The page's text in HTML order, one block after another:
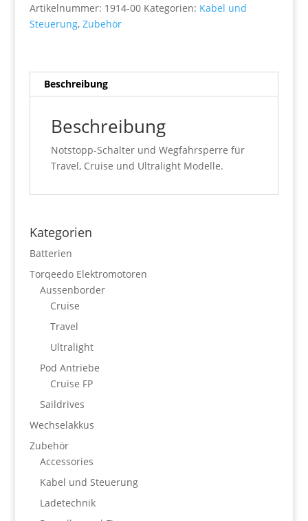
Artikelnummer: 1914-00 Kategorien: Kabel und
Steuerung, Zubehör
Beschreibung
Beschreibung
Notstopp-Schalter und Wegfahrsperre für
Travel, Cruise und Ultralight Modelle.
Kategorien
Batterien
Torqeedo Elektromotoren
Aussenborder
Cruise
Travel
Ultralight
Pod Antriebe
Cruise FP
Saildrives
Wechselakkus
Zubehör
Accessories
Kabel und Steuerung
Ladetechnik